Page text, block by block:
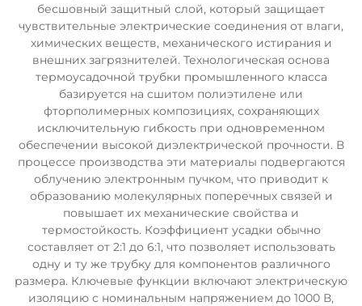
бесшовный защитный слой, который защищает
чувствительные электрические соединения от влаги,
химических веществ, механического истирания и
внешних загрязнителей. Технологическая основа
термоусадочной трубки промышленного класса
базируется на сшитом полиэтилене или
фторполимерных композициях, сохраняющих
исключительную гибкость при одновременном
обеспечении высокой диэлектрической прочности. В
процессе производства эти материалы подвергаются
облучению электронным пучком, что приводит к
образованию молекулярных поперечных связей и
повышает их механические свойства и
термостойкость. Коэффициент усадки обычно
составляет от 2:1 до 6:1, что позволяет использовать
одну и ту же трубку для компонентов различного
размера. Ключевые функции включают электрическую
изоляцию с номинальным напряжением до 1000 В,